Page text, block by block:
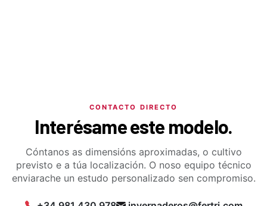
CONTACTO DIRECTO
Interésame este modelo.
Cóntanos as dimensións aproximadas, o cultivo
previsto e a túa localización. O noso equipo técnico
enviarache un estudo personalizado sen compromiso.